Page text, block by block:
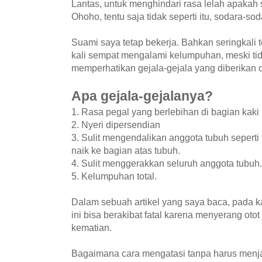
Lantas, untuk menghindari rasa lelah
Ohoho, tentu saja tidak seperti itu, sodara-
Suami saya tetap bekerja. Bahkan seringkali
kali sempat mengalami kelumpuhan, meski
memperhatikan gejala-gejala yang diberikan
Apa gejala-gejalanya?
1. Rasa pegal yang berlebihan di bagian kaki
2. Nyeri dipersendian
3. Sulit mengendalikan anggota tubuh
naik ke bagian atas tubuh.
4. Sulit menggerakkan seluruh anggota tubuh.
5. Kelumpuhan total.
Dalam sebuah artikel yang saya baca, pada
ini bisa berakibat fatal karena menyerang
kematian.
Bagaimana cara mengatasi tanpa harus